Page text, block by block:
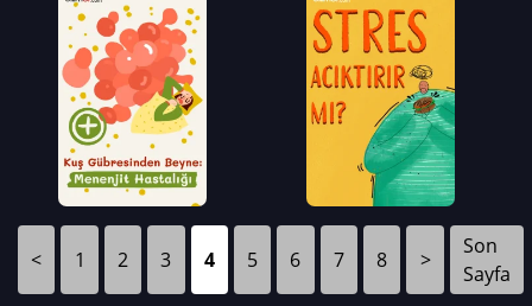
< 1 2 3 4 5 6 7 8 >
Son
Sayfa